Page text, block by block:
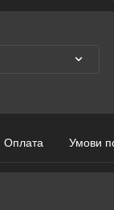
Оплата Умови